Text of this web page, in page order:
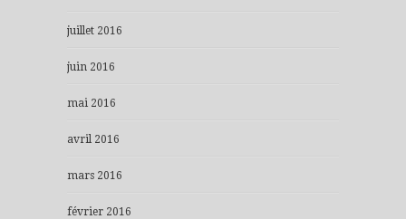
juillet 2016
juin 2016
mai 2016
avril 2016
mars 2016
février 2016